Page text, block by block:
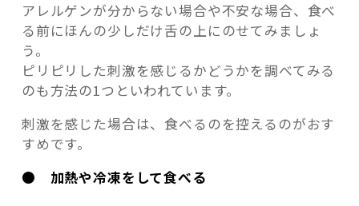
アレルゲンが分からない場合や不安な場合、食べ
る前にほんの少しだけ舌の上にのせてみましょ
う。
ピリピリした刺激を感じるかどうかを調べてみる
のも方法の1つといわれています。
刺激を感じた場合は、食べるのを控えるのがおす
すめです。
● 加熱や冷凍をして食べる